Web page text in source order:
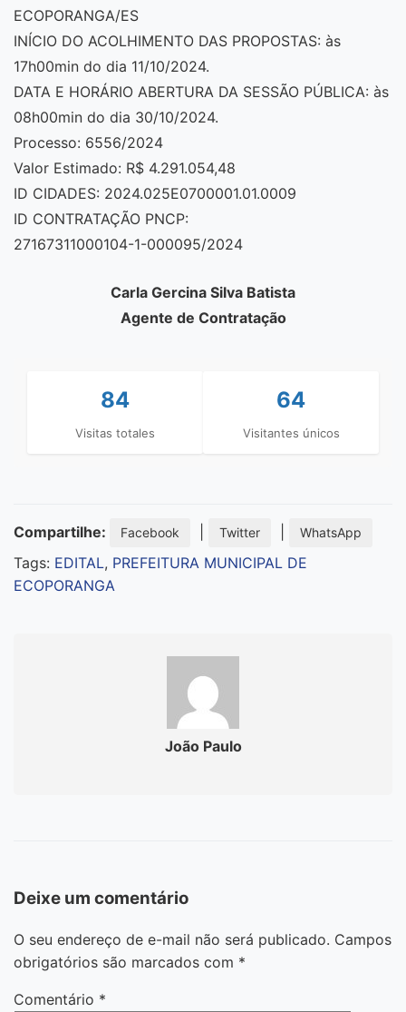
ECOPORANGA/ES
INÍCIO DO ACOLHIMENTO DAS PROPOSTAS: às
17h00min do dia 11/10/2024.
DATA E HORÁRIO ABERTURA DA SESSÃO PÚBLICA: às
08h00min do dia 30/10/2024.
Processo: 6556/2024
Valor Estimado: R$ 4.291.054,48
ID CIDADES: 2024.025E0700001.01.0009
ID CONTRATAÇÃO PNCP:
27167311000104-1-000095/2024
Carla Gercina Silva Batista
Agente de Contratação
84
Visitas totales
64
Visitantes únicos
Compartilhe: Facebook Twitter WhatsApp
Tags: EDITAL, PREFEITURA MUNICIPAL DE
ECOPORANGA
João Paulo
Deixe um comentário
O seu endereço de e-mail não será publicado. Campos
obrigatórios são marcados com *
Comentário *